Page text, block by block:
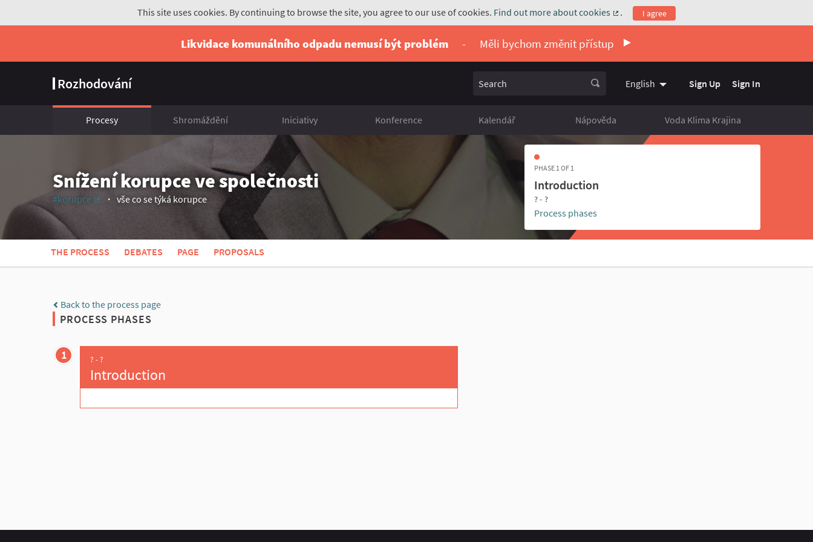
This site uses cookies. By continuing to browse the site, you agree to our use of cookies. Find out more about cookies
(External link)
. I agree
Likvidace komunálního odpadu nemusí být problém - Měli bychom změnit přístup
Rozhodování Search English Vyberte jazyk Choose language
Sign Up Sign In
Procesy Shromáždění Iniciativy Konference Kalendář Nápověda Voda Klima Krajina
Snížení korupce ve společnosti
#korupce
(External link)
vše co se týká korupce
PHASE 1 OF 1
Introduction
? - ?
Process phases
THE PROCESS DEBATES PAGE PROPOSALS
Back to the process page
PROCESS PHASES
1 ? - ?
Introduction